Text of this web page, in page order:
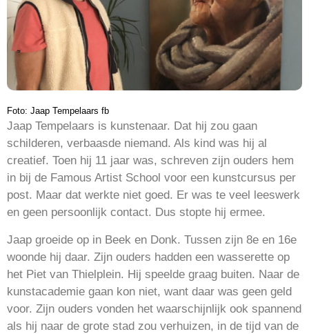
Foto: Jaap Tempelaars fb
Jaap Tempelaars is kunstenaar. Dat hij zou gaan
schilderen, verbaasde niemand. Als kind was hij al
creatief. Toen hij 11 jaar was, schreven zijn ouders hem
in bij de Famous Artist School voor een kunstcursus per
post. Maar dat werkte niet goed. Er was te veel leeswerk
en geen persoonlijk contact. Dus stopte hij ermee.
Jaap groeide op in Beek en Donk. Tussen zijn 8e en 16e
woonde hij daar. Zijn ouders hadden een wasserette op
het Piet van Thielplein. Hij speelde graag buiten. Naar de
kunstacademie gaan kon niet, want daar was geen geld
voor. Zijn ouders vonden het waarschijnlijk ook spannend
als hij naar de grote stad zou verhuizen, in de tijd van de